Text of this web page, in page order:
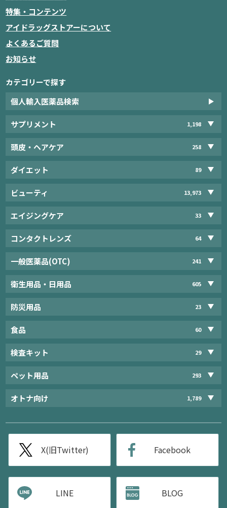
特集・コンテンツ
アイドラッグストアーについて
よくあるご質問
お知らせ
カテゴリーで探す
個人輸入医薬品検索
サプリメント 1,198
頭皮・ヘアケア 258
ダイエット 89
ビューティ 13,973
エイジングケア 33
コンタクトレンズ 64
一般医薬品(OTC) 241
衛生用品・日用品 605
防災用品 23
食品 60
検査キット 29
ペット用品 293
オトナ向け 1,789
X(旧Twitter) Facebook
LINE BLOG